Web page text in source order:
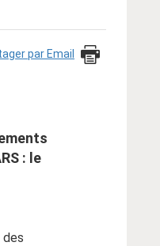
: le